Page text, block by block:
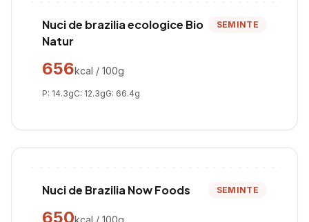
Nuci de brazilia ecologice Bio
Natur
SEMINTE
656kcal / 100g
P: 14.3gC: 12.3gG: 66.4g
Nuci de Brazilia Now Foods SEMINTE
650kcal / 100g